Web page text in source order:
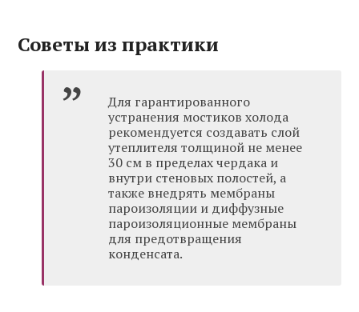
Советы из практики
Для гарантированного
устранения мостиков холода
рекомендуется создавать слой
утеплителя толщиной не менее
30 см в пределах чердака и
внутри стеновых полостей, а
также внедрять мембраны
пароизоляции и диффузные
пароизоляционные мембраны
для предотвращения
конденсата.